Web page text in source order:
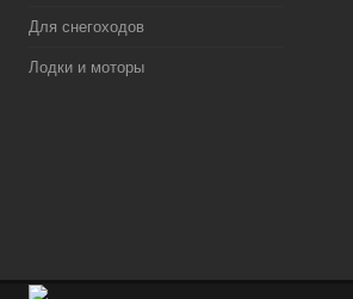
Для снегоходов
Лодки и моторы